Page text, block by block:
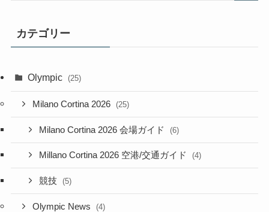
カテゴリー
Olympic (25)
Milano Cortina 2026 (25)
Milano Cortina 2026 会場ガイド (6)
Millano Cortina 2026 空港/交通ガイド (4)
競技 (5)
Olympic News (4)